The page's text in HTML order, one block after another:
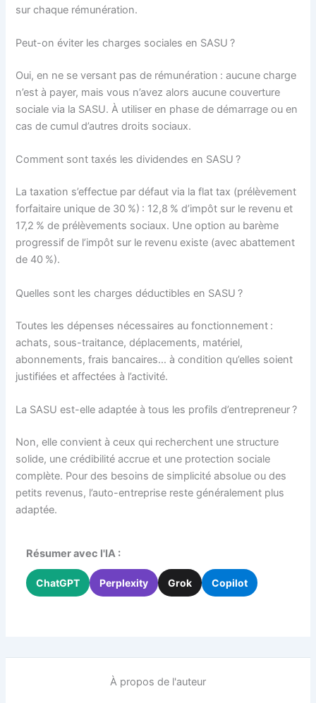
sur chaque rémunération.
Peut-on éviter les charges sociales en SASU ?
Oui, en ne se versant pas de rémunération : aucune charge
n’est à payer, mais vous n’avez alors aucune couverture
sociale via la SASU. À utiliser en phase de démarrage ou en
cas de cumul d’autres droits sociaux.
Comment sont taxés les dividendes en SASU ?
La taxation s’effectue par défaut via la flat tax (prélèvement
forfaitaire unique de 30 %) : 12,8 % d’impôt sur le revenu et
17,2 % de prélèvements sociaux. Une option au barème
progressif de l’impôt sur le revenu existe (avec abattement
de 40 %).
Quelles sont les charges déductibles en SASU ?
Toutes les dépenses nécessaires au fonctionnement :
achats, sous-traitance, déplacements, matériel,
abonnements, frais bancaires… à condition qu’elles soient
justifiées et affectées à l’activité.
La SASU est-elle adaptée à tous les profils d’entrepreneur ?
Non, elle convient à ceux qui recherchent une structure
solide, une crédibilité accrue et une protection sociale
complète. Pour des besoins de simplicité absolue ou des
petits revenus, l’auto-entreprise reste généralement plus
adaptée.
Résumer avec l'IA :
ChatGPT Perplexity Grok Copilot
À propos de l'auteur